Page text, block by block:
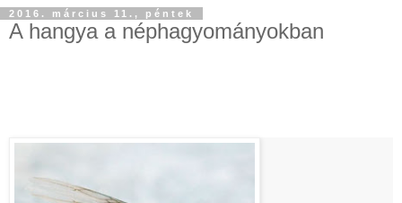
2016. március 11., péntek
A hangya a néphagyományokban